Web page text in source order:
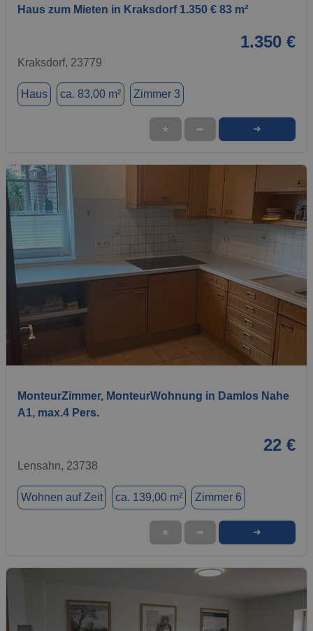
Haus zum Mieten in Kraksdorf 1.350 € 83 m²
1.350 €
Kraksdorf, 23779
Haus ca. 83,00 m² Zimmer 3
★ ➦ ➜
1 / 19
MonteurZimmer, MonteurWohnung in Damlos Nahe
A1, max.4 Pers.
22 €
Lensahn, 23738
Wohnen auf Zeit ca. 139,00 m² Zimmer 6
★ ➦ ➜